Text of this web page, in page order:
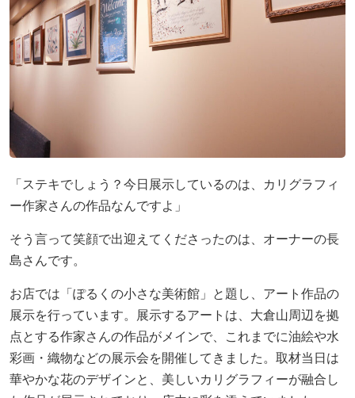
「ステキでしょう？今日展示しているのは、カリグラフィ
ー作家さんの作品なんですよ」
そう言って笑顔で出迎えてくださったのは、オーナーの長
島さんです。
お店では「ぽるくの小さな美術館」と題し、アート作品の
展示を行っています。展示するアートは、大倉山周辺を拠
点とする作家さんの作品がメインで、これまでに油絵や水
彩画・織物などの展示会を開催してきました。取材当日は
華やかな花のデザインと、美しいカリグラフィーが融合し